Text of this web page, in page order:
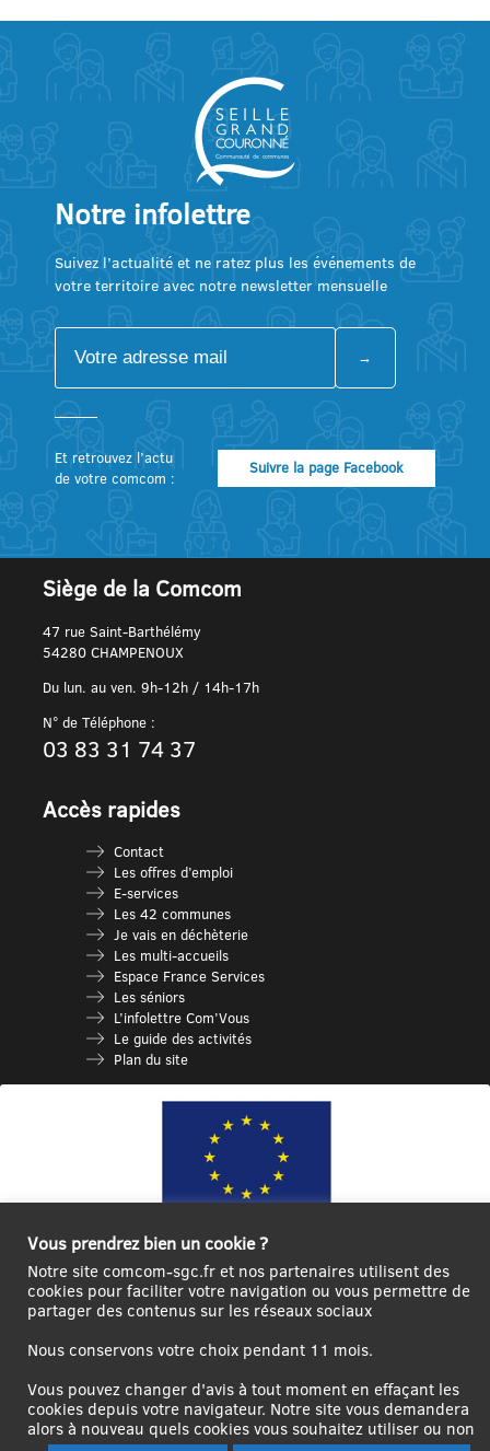
Notre infolettre
Suivez l’actualité et ne ratez plus les événements de
votre territoire avec notre newsletter mensuelle
Et retrouvez l’actu
de votre comcom :
Suivre la page Facebook
Siège de la Comcom
47 rue Saint-Barthélémy
54280 CHAMPENOUX
Du lun. au ven. 9h-12h / 14h-17h
N° de Téléphone :
03 83 31 74 37
Accès rapides
Contact
Les offres d’emploi
E-services
Les 42 communes
Je vais en déchèterie
Les multi-accueils
Espace France Services
Les séniors
L’infolettre Com’Vous
Le guide des activités
Plan du site
Ce site internet a été cofinancé par l’Union européenne avec le Fonds
Européen de Développement Régional à hauteur de 12 572€
connecter|Se
compte
du
Vous prendrez bien un cookie ?
Notre site comcom-sgc.fr et nos partenaires utilisent des
cookies pour faciliter votre navigation ou vous permettre de
partager des contenus sur les réseaux sociaux
Nous conservons votre choix pendant 11 mois.
Vous pouvez changer d'avis à tout moment en effaçant les
cookies depuis votre navigateur. Notre site vous demandera
alors à nouveau quels cookies vous souhaitez utiliser ou non